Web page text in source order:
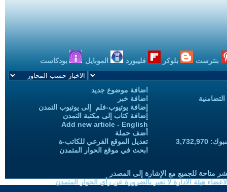
بنترست بلوكر فليبورد الموبايل بودكاست
اضافة موضوع جديد
اضافة خبر
إضافة يوتيوب-فلم إلى يوتيوب التمدن
إضافة كتاب إلى مكتبة التمدن
Add new article - English
أضف حملة
تعديل الموقع الفرعي للكاتب-ة
ابحث في موقع الحوار المتمدن
متاحة للجميع مع الإشارة إلى المصدر
هيئة الادارة لا تعبر بالضرورة عن رأي الحوار المتمدن